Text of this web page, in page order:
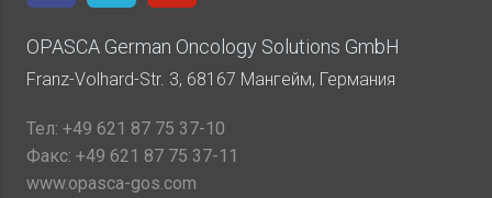
OPASCA German Oncology Solutions GmbH
Franz-Volhard-Str. 3, 68167 Мангейм, Германия
Тел: +49 621 87 75 37-10
Факс: +49 621 87 75 37-11
www.opasca-gos.com